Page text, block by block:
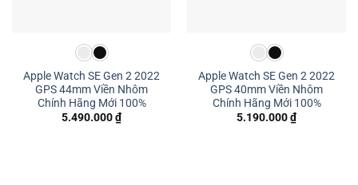
Apple Watch SE Gen 2 2022
GPS 44mm Viền Nhôm
Chính Hãng Mới 100%
5.490.000₫
Apple Watch SE Gen 2 2022
GPS 40mm Viền Nhôm
Chính Hãng Mới 100%
5.190.000₫